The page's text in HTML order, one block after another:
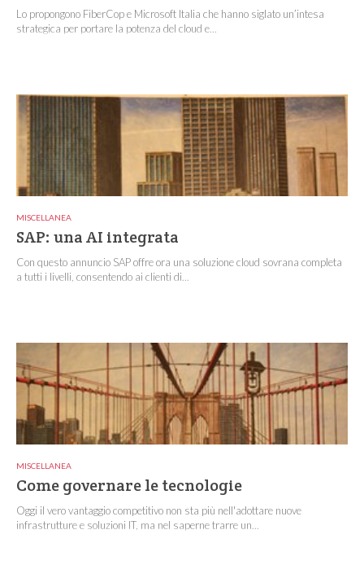
Lo propongono FiberCop e Microsoft Italia che hanno siglato un’intesa
strategica per portare la potenza del cloud e...
MISCELLANEA
SAP: una AI integrata
Con questo annuncio SAP offre ora una soluzione cloud sovrana completa
a tutti i livelli, consentendo ai clienti di...
MISCELLANEA
Come governare le tecnologie
Oggi il vero vantaggio competitivo non sta più nell'adottare nuove
infrastrutture e soluzioni IT, ma nel saperne trarre un...